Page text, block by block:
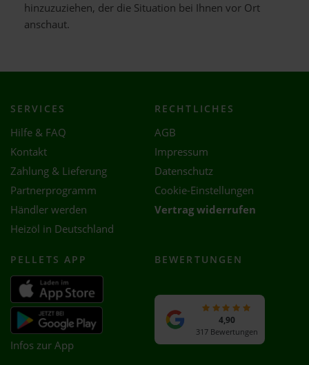
hinzuzuziehen, der die Situation bei Ihnen vor Ort
anschaut.
SERVICES
Hilfe & FAQ
Kontakt
Zahlung & Lieferung
Partnerprogramm
Händler werden
Heizöl in Deutschland
RECHTLICHES
AGB
Impressum
Datenschutz
Cookie-Einstellungen
Vertrag widerrufen
PELLETS APP
Infos zur App
BEWERTUNGEN
4,90
317 Bewertungen